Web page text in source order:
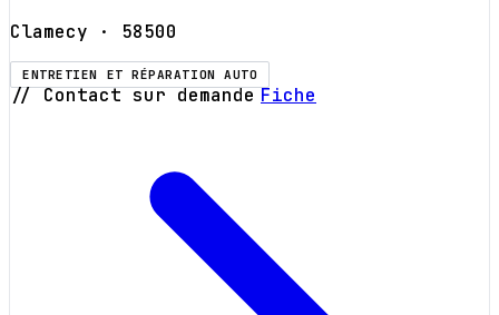
Clamecy · 58500
ENTRETIEN ET RÉPARATION AUTO
// Contact sur demande Fiche